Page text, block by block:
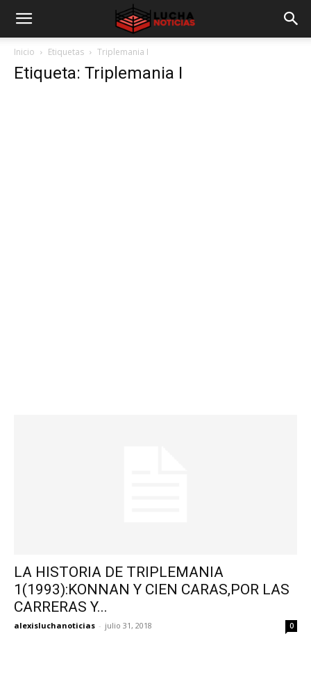
Inicio Etiquetas Triplemania I
Etiqueta: Triplemania I
LA HISTORIA DE TRIPLEMANIA
1(1993):KONNAN Y CIEN CARAS,POR LAS
CARRERAS Y...
alexisluchanoticias - julio 31, 2018 0